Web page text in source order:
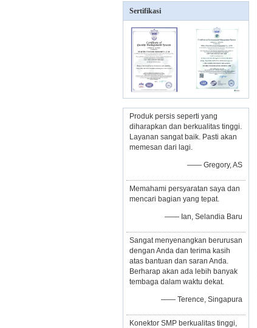
Sertifikasi
Produk persis seperti yang
diharapkan dan berkualitas tinggi.
Layanan sangat baik. Pasti akan
memesan dari lagi.
—— Gregory, AS
Memahami persyaratan saya dan
mencari bagian yang tepat.
—— Ian, Selandia Baru
Sangat menyenangkan berurusan
dengan Anda dan terima kasih
atas bantuan dan saran Anda.
Berharap akan ada lebih banyak
tembaga dalam waktu dekat.
—— Terence, Singapura
Konektor SMP berkualitas tinggi,